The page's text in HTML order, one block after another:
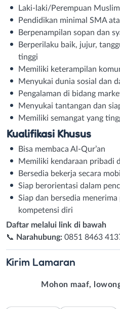
Laki-laki/Perempuan
Pendidikan minimal SMA
Berpenampilan sopan dan
Berperilaku baik, jujur,
tinggi
Memiliki keterampilan
Menyukai dunia sosial dan
Pengalaman di bidang
Menyukai tantangan dan
Memiliki semangat yang
Kualifikasi Khusus
Bisa membaca Al-Qur’an
Memiliki kendaraan pribadi
Bersedia bekerja secara
Siap berorientasi dalam
Siap dan bersedia
kompetensi diri
Daftar melalui link di bawah
📞 Narahubung: 0851 8463
Kirim Lamaran
Mohon maaf,